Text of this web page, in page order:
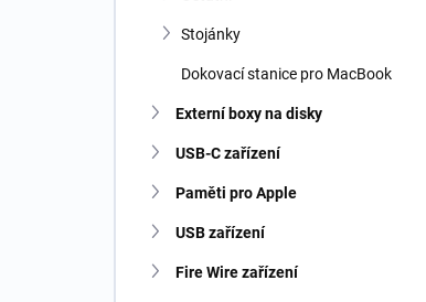
Stojánky
Dokovací stanice pro MacBook
Externí boxy na disky
USB-C zařízení
Paměti pro Apple
USB zařízení
Fire Wire zařízení